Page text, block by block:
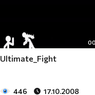
Ultimate_Fight
446 17.10.2008